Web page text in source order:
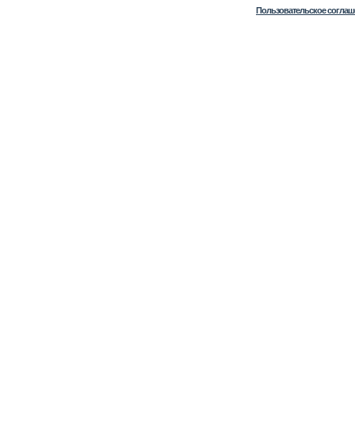
Пользовательское